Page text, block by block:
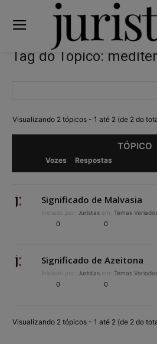
Tag do Tópico:
Visualizando 2 tópicos - 1 até 2 (de 2 do
TÓPICO
Vozes Respostas
Significado de Malvasia
Iniciado por: Juristas em: Temas
0 0
Significado de Azeitona
Iniciado por: Juristas em: Temas
0 0
Visualizando 2 tópicos - 1 até 2 (de 2 do